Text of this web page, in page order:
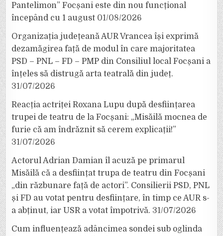
Pantelimon” Focșani este din nou funcțional
începând cu 1 august 01/08/2026
Organizația județeană AUR Vrancea își exprimă
dezamăgirea față de modul în care majoritatea
PSD – PNL – FD – PMP din Consiliul local Focșani a
înțeles să distrugă arta teatrală din județ.
31/07/2026
Reacția actriței Roxana Lupu după desființarea
trupei de teatru de la Focșani: „Misăilă mocnea de
furie că am îndrăznit să cerem explicații!”
31/07/2026
Actorul Adrian Damian îl acuză pe primarul
Misăilă că a desființat trupa de teatru din Focșani
„din răzbunare față de actori”. Consilierii PSD, PNL
și FD au votat pentru desființare, în timp ce AUR s-
a abținut, iar USR a votat împotrivă. 31/07/2026
Cum influențează adâncimea sondei sub oglinda